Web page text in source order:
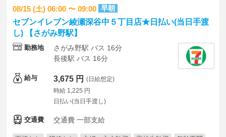
08/15 (土) 06:00 〜 09:00 早朝
セブンイレブン綾瀬深谷中５丁目店★日払い(当日手渡
し) 【さがみ野駅】
勤務地
さがみ野駅 バス 16分
長後駅 バス 16分
給与 3,675 円 (日給想定)
時給 1,225 円
日払い(当日手渡し)
交通費 交通費 一部支給